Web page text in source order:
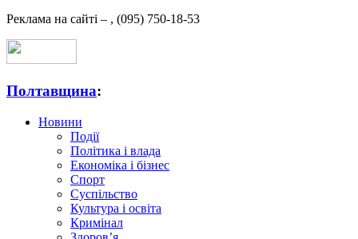
Реклама на сайті – , (095) 750-18-53
Полтавщина:
Новини
Події
Політика і влада
Економіка і бізнес
Спорт
Суспільство
Культура і освіта
Кримінал